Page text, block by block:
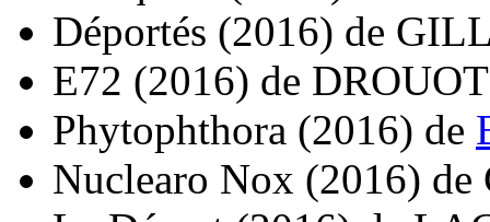
Déportés (2016) de
E72 (2016) de
Phytophthora (2016) de
Nuclearo Nox (2016) de